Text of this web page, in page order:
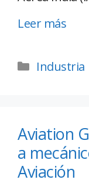
Leer más
Industria
Aviation
a
Aviación